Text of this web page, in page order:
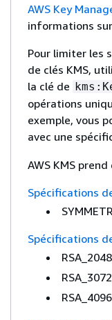
AWS Key
informations
Pour limiter les
de clés KMS,
la clé de
opérations
exemple, vous
avec une
AWS KMS
Spécifications
Spécifications
RSA_2048
RSA_3072
RSA_4096